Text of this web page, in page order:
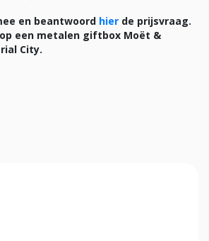
en beantwoord hier de prijsvraag.
een metalen giftbox Moët &
City.